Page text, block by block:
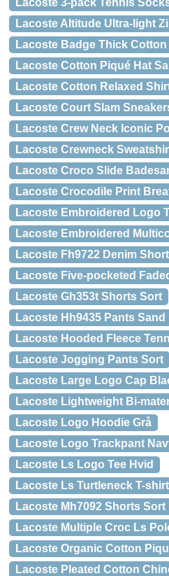
Lacoste 3-pack Tennis
Lacoste Altitude Ultra-light
Lacoste Badge Thick
Lacoste Cotton Piqué Hat
Lacoste Cotton Relaxed
Lacoste Court Slam
Lacoste Crew Neck Iconic
Lacoste Crewneck
Lacoste Croco Slide
Lacoste Crocodile Print
Lacoste Embroidered Logo
Lacoste Embroidered
Lacoste Fh9722 Denim
Lacoste Five-pocketed
Lacoste Gh353t Shorts Sort
Lacoste Hh9435 Pants Sand
Lacoste Hooded Fleece
Lacoste Jogging Pants Sort
Lacoste Large Logo Cap
Lacoste Lightweight Bi-
Lacoste Logo Hoodie Grå
Lacoste Logo Trackpant
Lacoste Ls Logo Tee Hvid
Lacoste Ls Turtleneck T-
Lacoste Mh7092 Shorts Sort
Lacoste Multiple Croc Ls
Lacoste Organic Cotton
Lacoste Pleated Cotton